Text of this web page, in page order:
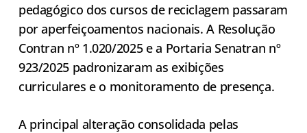
pedagógico dos cursos de reciclagem passaram
por aperfeiçoamentos nacionais. A Resolução
Contran nº 1.020/2025 e a Portaria Senatran nº
923/2025 padronizaram as exibições
curriculares e o monitoramento de presença.
A principal alteração consolidada pelas